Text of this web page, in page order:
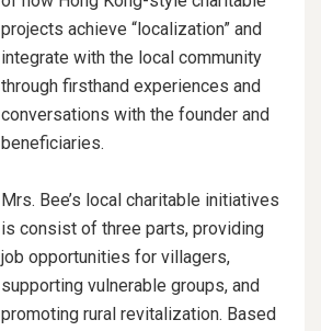
projects achieve “localization” and
integrate with the local community
through firsthand experiences and
conversations with the founder and
beneficiaries.
Mrs. Bee’s local charitable initiatives
is consist ofthree parts, providing
job opportunities for villagers,
supporting vulnerable groups, and
promoting rural revitalization. Based